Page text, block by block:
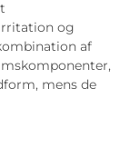
og
af
mens de